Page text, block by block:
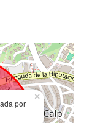
por
×